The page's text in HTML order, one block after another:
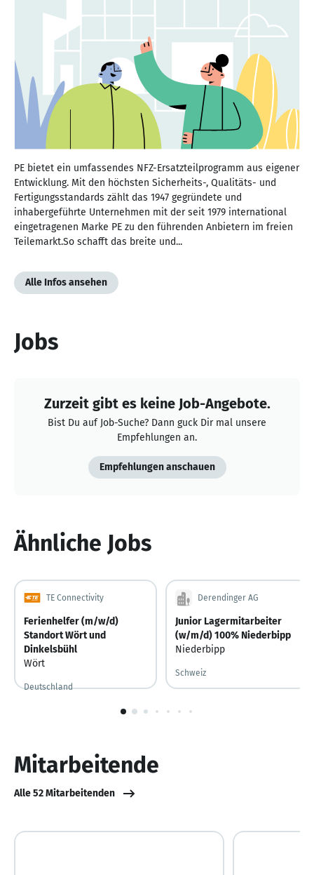
PE bietet ein umfassendes NFZ-Ersatzteilprogramm aus eigener
Entwicklung. Mit den höchsten Sicherheits-, Qualitäts- und
Fertigungsstandards zählt das 1947 gegründete und
inhabergeführte Unternehmen mit der seit 1979 international
eingetragenen Marke PE zu den führenden Anbietern im freien
Teilemarkt.So schafft das breite und...
Alle Infos ansehen
Jobs
Zurzeit gibt es keine Job-Angebote.
Bist Du auf Job-Suche? Dann guck Dir mal unsere
Empfehlungen an.
Empfehlungen anschauen
Ähnliche Jobs
TE Connectivity
Ferienhelfer (m/w/d)
Standort Wört und
Dinkelsbühl
Wört
Deutschland
Derendinger AG
Junior Lagermitarbeiter
(w/m/d) 100% Niederbipp
Niederbipp
Schweiz
Mitarbeitende
Alle 52 Mitarbeitenden